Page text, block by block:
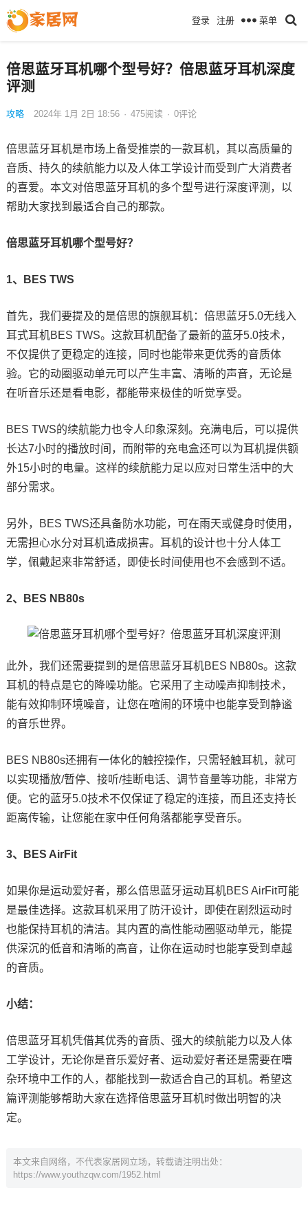
登录 注册 菜单
倍思蓝牙耳机哪个型号好？倍思蓝牙耳机深度
评测
攻略 2024年 1月 2日 18:56 · 475阅读 · 0评论
倍思蓝牙耳机是市场上备受推崇的一款耳机，其以高质量的
音质、持久的续航能力以及人体工学设计而受到广大消费者
的喜爱。本文对倍思蓝牙耳机的多个型号进行深度评测，以
帮助大家找到最适合自己的那款。
倍思蓝牙耳机哪个型号好？
1、BES TWS
首先，我们要提及的是倍思的旗舰耳机：倍思蓝牙5.0无线入
耳式耳机BES TWS。这款耳机配备了最新的蓝牙5.0技术，
不仅提供了更稳定的连接，同时也能带来更优秀的音质体
验。它的动圈驱动单元可以产生丰富、清晰的声音，无论是
在听音乐还是看电影，都能带来极佳的听觉享受。
BES TWS的续航能力也令人印象深刻。充满电后，可以提供
长达7小时的播放时间，而附带的充电盒还可以为耳机提供额
外15小时的电量。这样的续航能力足以应对日常生活中的大
部分需求。
另外，BES TWS还具备防水功能，可在雨天或健身时使用，
无需担心水分对耳机造成损害。耳机的设计也十分人体工
学，佩戴起来非常舒适，即使长时间使用也不会感到不适。
2、BES NB80s
此外，我们还需要提到的是倍思蓝牙耳机BES NB80s。这款
耳机的特点是它的降噪功能。它采用了主动噪声抑制技术，
能有效抑制环境噪音，让您在喧闹的环境中也能享受到静谧
的音乐世界。
BES NB80s还拥有一体化的触控操作，只需轻触耳机，就可
以实现播放/暂停、接听/挂断电话、调节音量等功能，非常方
便。它的蓝牙5.0技术不仅保证了稳定的连接，而且还支持长
距离传输，让您能在家中任何角落都能享受音乐。
3、BES AirFit
如果你是运动爱好者，那么倍思蓝牙运动耳机BES AirFit可能
是最佳选择。这款耳机采用了防汗设计，即使在剧烈运动时
也能保持耳机的清洁。其内置的高性能动圈驱动单元，能提
供深沉的低音和清晰的高音，让你在运动时也能享受到卓越
的音质。
小结：
倍思蓝牙耳机凭借其优秀的音质、强大的续航能力以及人体
工学设计，无论你是音乐爱好者、运动爱好者还是需要在嘈
杂环境中工作的人，都能找到一款适合自己的耳机。希望这
篇评测能够帮助大家在选择倍思蓝牙耳机时做出明智的决
定。
本文来自网络，不代表家居网立场，转载请注明出处：
https://www.youthzqw.com/1952.html